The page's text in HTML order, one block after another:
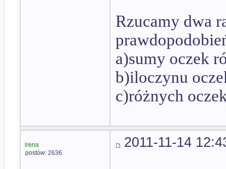
Rzucamy dwa
a)sumy oczek
b)iloczynu
c)różnych
irena
postów: 2636
2011-11-14